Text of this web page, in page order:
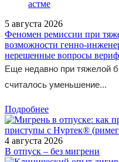
5 августа 2026
Феномен ремиссии при
возможности генно-
нерешенные вопросы
Еще недавно при тяжелой
считалось уменьшение...
Подробнее
4 августа 2026
В отпуск – без мигрени